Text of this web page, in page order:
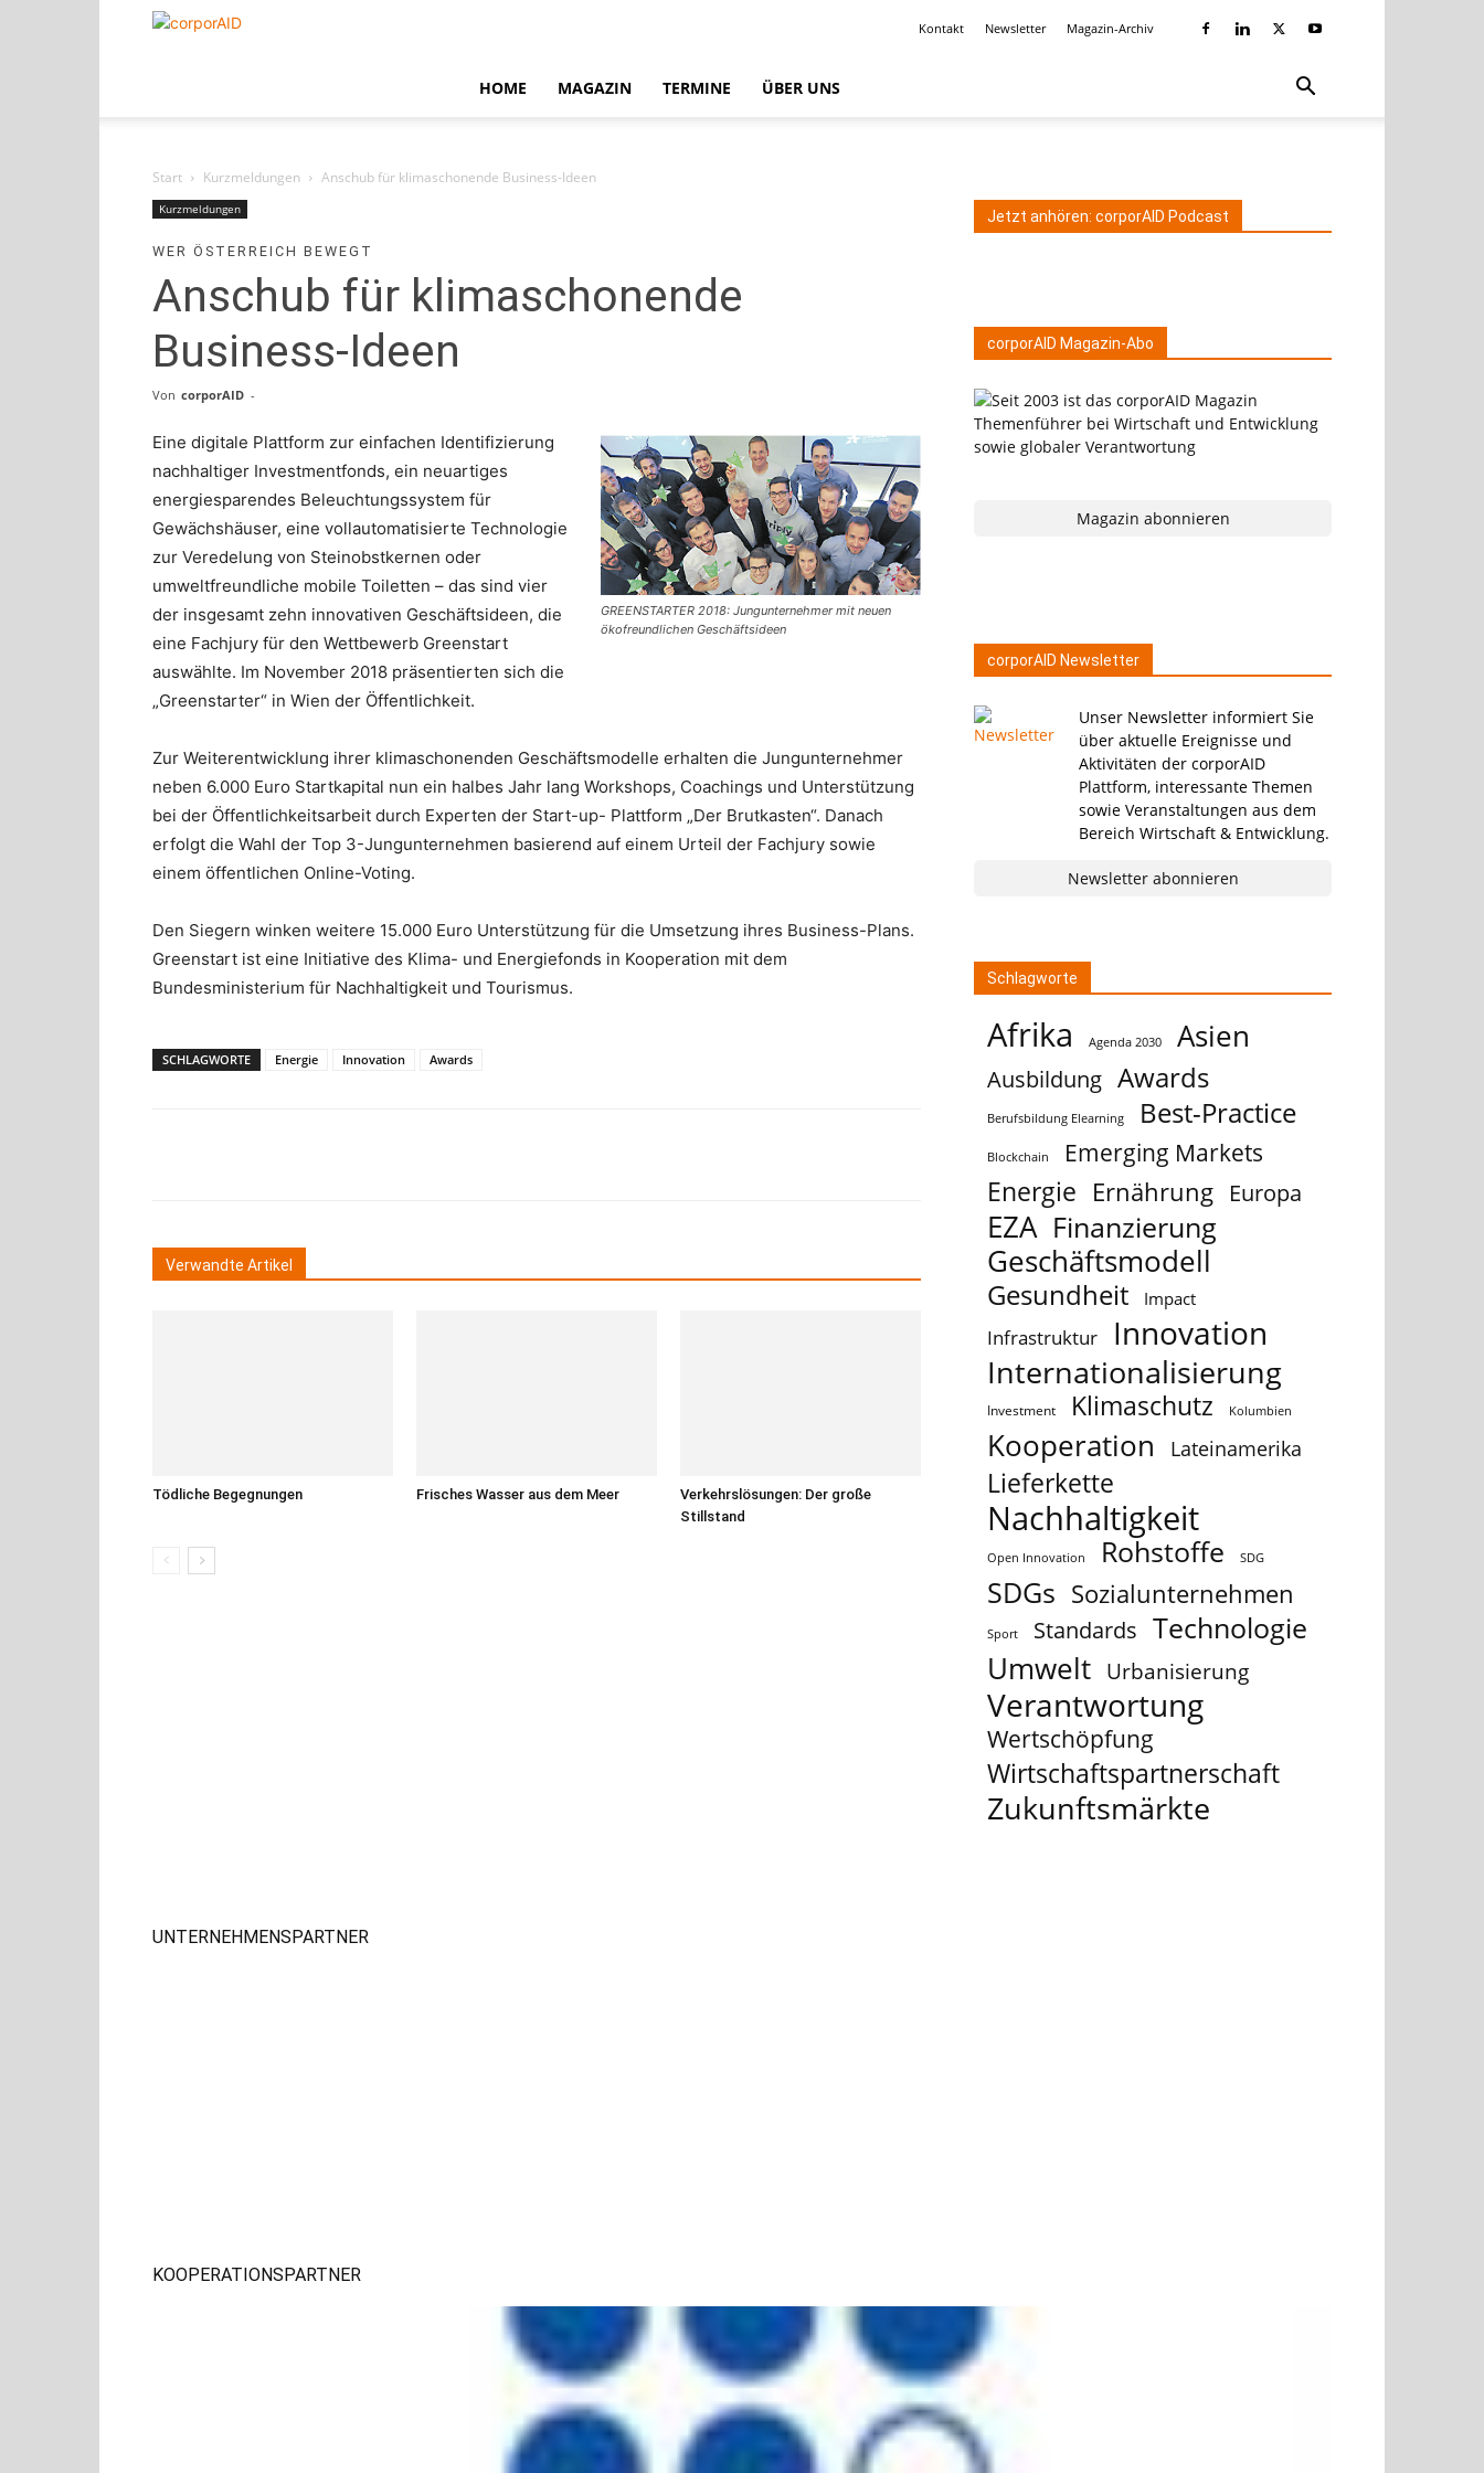
corporAID
Kontakt Newsletter Magazin-Archiv
HOME MAGAZIN TERMINE ÜBER UNS
Start Kurzmeldungen Anschub für klimaschonende Business-Ideen
Kurzmeldungen
WER ÖSTERREICH BEWEGT
Anschub für klimaschonende
Business-Ideen
Von corporAID -
GREENSTARTER 2018: Jungunternehmer mit neuen
ökofreundlichen Geschäftsideen
Eine digitale Plattform zur einfachen Identifizierung
nachhaltiger Investmentfonds, ein neuartiges
energiesparendes Beleuchtungssystem für
Gewächshäuser, eine vollautomatisierte Technologie
zur Veredelung von Steinobstkernen oder
umweltfreundliche mobile Toiletten – das sind vier
der insgesamt zehn innovativen Geschäftsideen, die
eine Fachjury für den Wettbewerb Greenstart
auswählte. Im November 2018 präsentierten sich die
„Greenstarter“ in Wien der Öffentlichkeit.
Zur Weiterentwicklung ihrer klimaschonenden Geschäftsmodelle erhalten die Jungunternehmer
neben 6.000 Euro Startkapital nun ein halbes Jahr lang Workshops, Coachings und Unterstützung
bei der Öffentlichkeitsarbeit durch Experten der Start-up- Plattform „Der Brutkasten“. Danach
erfolgt die Wahl der Top 3-Jungunternehmen basierend auf einem Urteil der Fachjury sowie
einem öffentlichen Online-Voting.
Den Siegern winken weitere 15.000 Euro Unterstützung für die Umsetzung ihres Business-Plans.
Greenstart ist eine Initiative des Klima- und Energiefonds in Kooperation mit dem
Bundesministerium für Nachhaltigkeit und Tourismus.
SCHLAGWORTE Energie Innovation Awards
Verwandte Artikel
Tödliche Begegnungen Frisches Wasser aus dem Meer
Verkehrslösungen: Der große
Stillstand
Jetzt anhören: corporAID Podcast
corporAID Magazin-Abo
Magazin abonnieren
corporAID Newsletter
Unser Newsletter informiert Sie
über aktuelle Ereignisse und
Aktivitäten der corporAID
Plattform, interessante Themen
sowie Veranstaltungen aus dem
Bereich Wirtschaft & Entwicklung.
Newsletter abonnieren
Schlagworte
Afrika Agenda 2030 Asien
Ausbildung Awards
Berufsbildung Elearning Best-Practice
Blockchain Emerging Markets
Energie Ernährung Europa
EZA Finanzierung
Geschäftsmodell
Gesundheit Impact
Infrastruktur Innovation
Internationalisierung
Investment Klimaschutz Kolumbien
Kooperation Lateinamerika
Lieferkette
Nachhaltigkeit
Open Innovation Rohstoffe SDG
SDGs Sozialunternehmen
Sport Standards Technologie
Umwelt Urbanisierung
Verantwortung
Wertschöpfung
Wirtschaftspartnerschaft
Zukunftsmärkte
UNTERNEHMENSPARTNER
KOOPERATIONSPARTNER